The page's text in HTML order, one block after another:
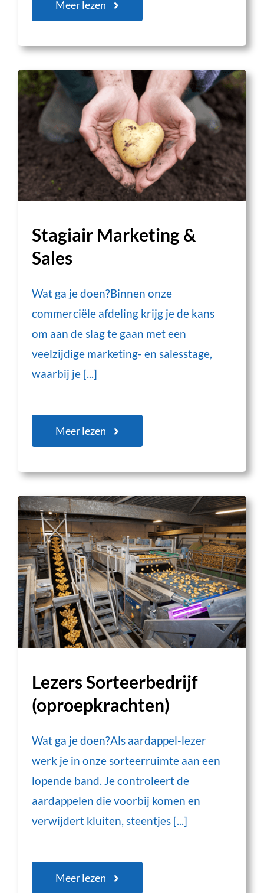
Meer lezen
Stagiair Marketing &
Sales
Wat ga je doen?Binnen onze
commerciële afdeling krijg je de kans
om aan de slag te gaan met een
veelzijdige marketing- en salesstage,
waarbij je [...]
Meer lezen
Lezers Sorteerbedrijf
(oproepkrachten)
Wat ga je doen?Als aardappel-lezer
werk je in onze sorteerruimte aan een
lopende band. Je controleert de
aardappelen die voorbij komen en
verwijdert kluiten, steentjes [...]
Meer lezen